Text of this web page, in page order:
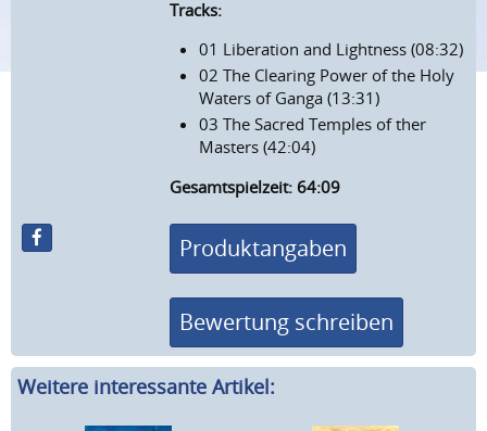
Tracks:
01 Liberation and Lightness (08:32)
02 The Clearing Power of the Holy
Waters of Ganga (13:31)
03 The Sacred Temples of ther
Masters (42:04)
Gesamtspielzeit: 64:09
Produktangaben
Bewertung schreiben
Weitere interessante Artikel: